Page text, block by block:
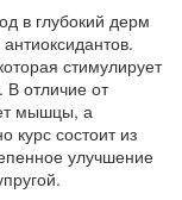
в глубокий дерм
стимулирует
В отличие от
мышцы, а
курс состоит из
улучшение